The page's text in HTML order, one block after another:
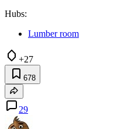
Hubs:
Lumber room
+27
678
29